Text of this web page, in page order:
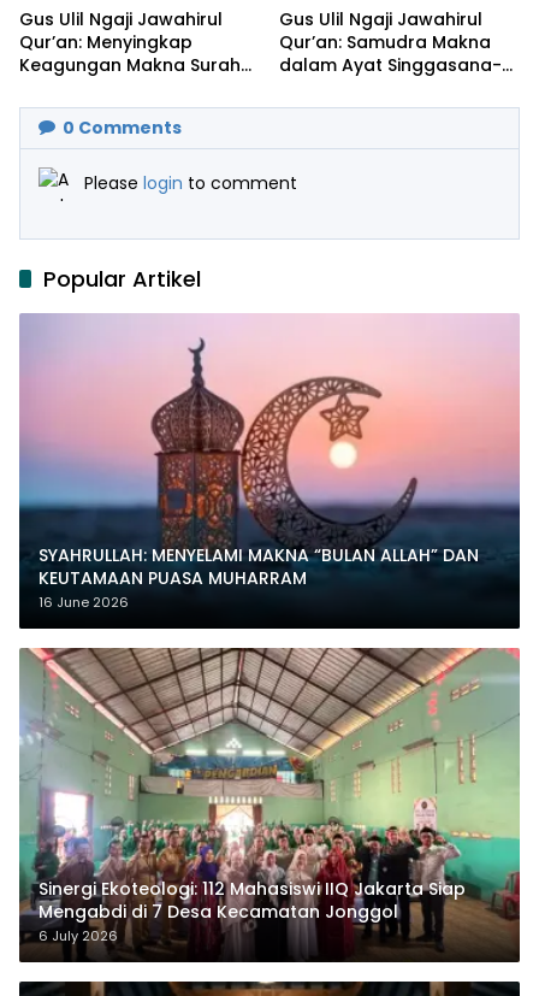
Gus Ulil Ngaji Jawahirul
Qur’an: Menyingkap
Keagungan Makna Surah
Gus Ulil Ngaji Jawahirul
Qur’an: Samudra Makna
dalam Ayat Singgasana-
0 Comments
Please login to comment
Popular Artikel
SYAHRULLAH: MENYELAMI MAKNA “BULAN ALLAH” DAN
KEUTAMAAN PUASA MUHARRAM
16 June 2026
‎Sinergi Ekoteologi: 112 Mahasiswi IIQ Jakarta Siap
Mengabdi di 7 Desa Kecamatan Jonggol
6 July 2026